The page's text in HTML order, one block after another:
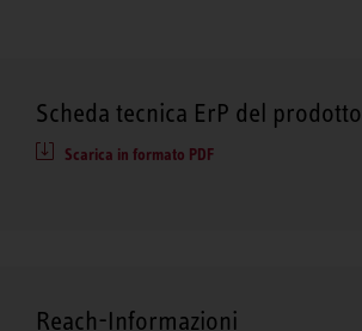
Scheda tecnica ErP del prodotto
Scarica in formato PDF
Reach-Informazioni